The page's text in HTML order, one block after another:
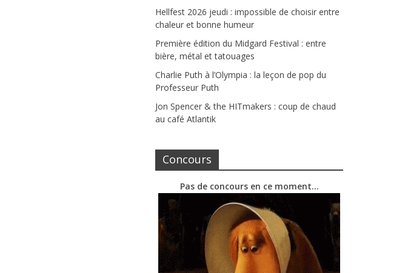
Hellfest 2026 jeudi : impossible de choisir entre
chaleur et bonne humeur
Première édition du Midgard Festival : entre
bière, métal et tatouages
Charlie Puth à l’Olympia : la leçon de pop du
Professeur Puth
Jon Spencer & the HITmakers : coup de chaud
au café Atlantik
Concours
Pas de concours en ce moment…